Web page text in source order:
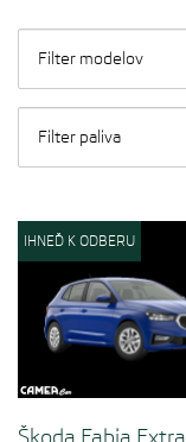
IHNEĎ K ODBERU
Škoda Fabia